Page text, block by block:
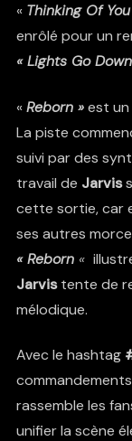
« Thinking Of
enrôlé pour un
« Lights Go
«Reborn »est un
La piste
suivi par des
travail de Jarvis
cette sortie, car
ses autres
« Reborn«
Jarvistente de
mélodique.
Avec le hashtag
rassemble les
unifier la scène